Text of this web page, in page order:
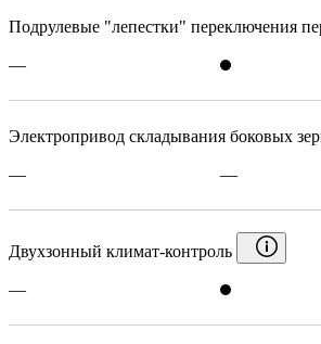
Подрулевые "лепестки" переключения
—
Электропривод складывания боковых
— —
Двухзонный климат-контроль
—